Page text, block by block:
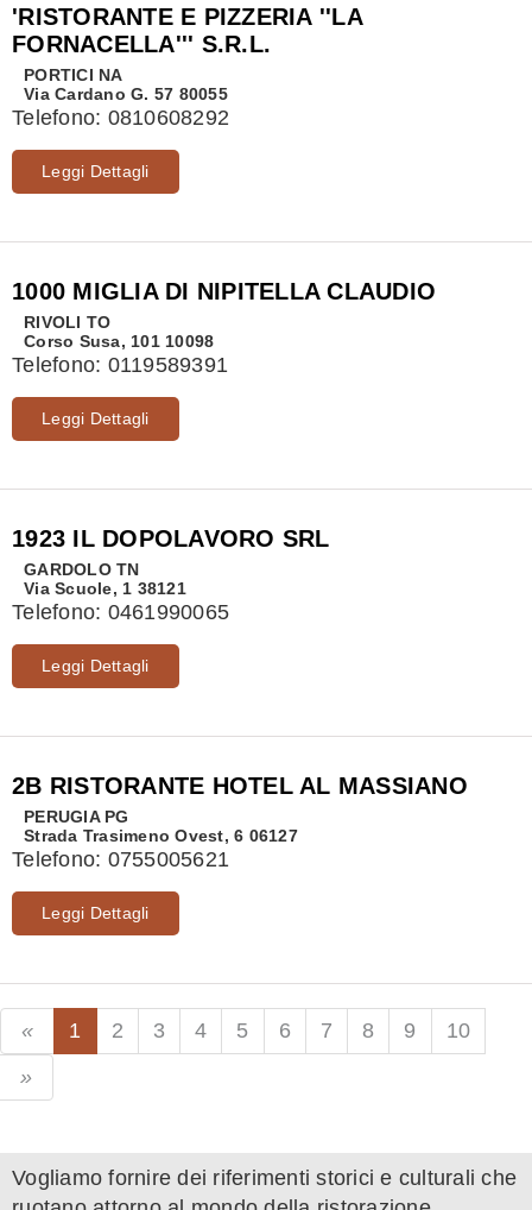
'RISTORANTE E PIZZERIA ''LA
FORNACELLA''' S.R.L.
PORTICI
NA
Via Cardano G. 57 80055
Telefono: 0810608292
Leggi Dettagli
1000 MIGLIA DI NIPITELLA CLAUDIO
RIVOLI TO
Corso Susa, 101 10098
Telefono: 0119589391
Leggi Dettagli
1923 IL DOPOLAVORO SRL
GARDOLO TN
Via Scuole, 1 38121
Telefono: 0461990065
Leggi Dettagli
2B RISTORANTE HOTEL AL MASSIANO
PERUGIA PG
Strada Trasimeno Ovest, 6 06127
Telefono: 0755005621
Leggi Dettagli
1 2 3 4 5 6 7 8 9 10
Vogliamo fornire dei riferimenti storici e culturali che